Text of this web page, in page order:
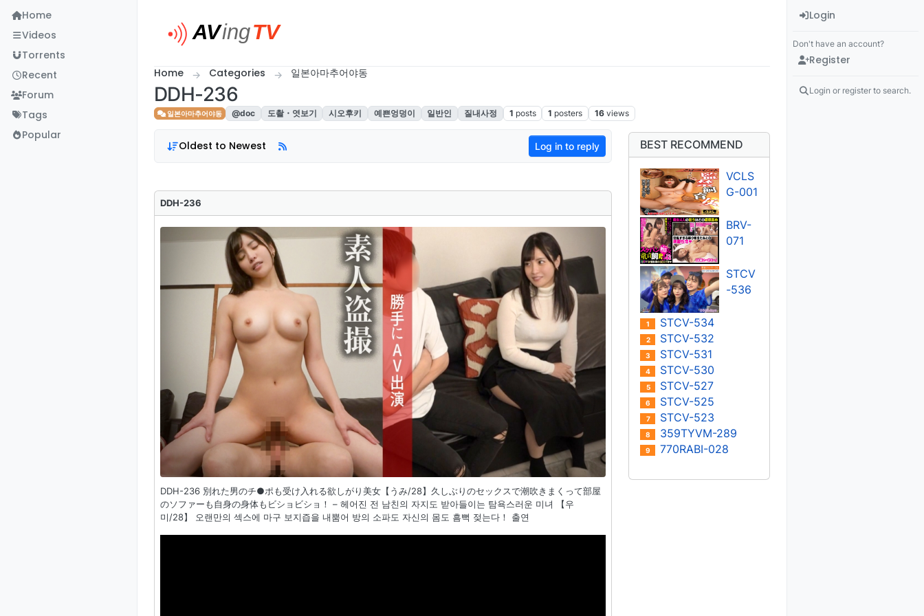
Home
Videos
Torrents
Recent
Forum
Tags
Popular
Home Categories 일본아마추어야동
DDH-236
일본아마추어야동 @doc 도촬・엿보기 시오후키 예쁜엉덩이 일반인 질내사정 1 posts 1 posters 16 views
Oldest to Newest Log in to reply
DDH-236
DDH-236 別れた男のチ●ポも受け入れる欲しがり美女【うみ/28】久しぶりのセックスで潮吹きまくって部屋
のソファーも自身の身体もビショビショ！ – 헤어진 전 남친의 자지도 받아들이는 탐욕스러운 미녀 【우
미/28】 오랜만의 섹스에 마구 보지즙을 내뿜어 방의 소파도 자신의 몸도 흠뻑 젖는다！ 출연
BEST RECOMMEND
VCLS
G-001
BRV-
071
STCV
-536
1 STCV-534
2 STCV-532
3 STCV-531
4 STCV-530
5 STCV-527
6 STCV-525
7 STCV-523
8 359TYVM-289
9 770RABI-028
Login
Don't have an account?
Register
Login or register to search.